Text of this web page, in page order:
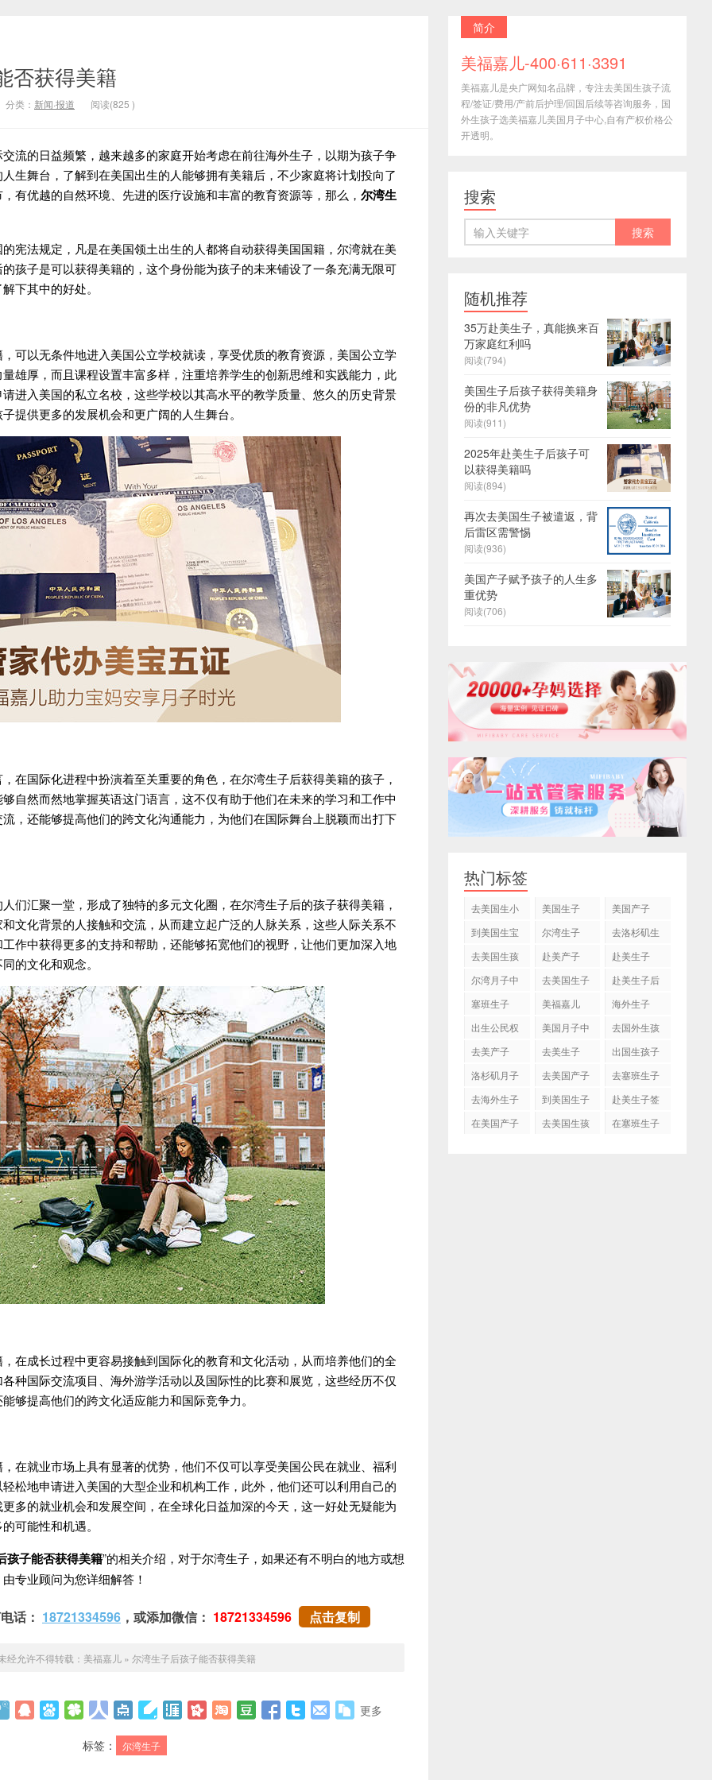
否获得美籍
分类： 新闻·报道 阅读(825 )
的日益频繁，越来越多的家庭开始考虑在前往海外生子，以期为孩子争
生舞台，了解到在美国出生的人能够拥有美籍后，不少家庭将计划投向了
有优越的自然环境、先进的医疗设施和丰富的教育资源等，那么， 尔湾生
法规定，凡是在美国领土出生的人都将自动获得美国国籍，尔湾就在美
孩子是可以获得美籍的，这个身份能为孩子的未来铺设了一条充满无限可
下其中的好处。
以无条件地进入美国公立学校就读，享受优质的教育资源，美国公立学
雄厚，而且课程设置丰富多样，注重培养学生的创新思维和实践能力，此
进入美国的私立名校，这些学校以其高水平的教学质量、悠久的历史背景
提供更多的发展机会和更广阔的人生舞台。
国际化进程中扮演着至关重要的角色，在尔湾生子后获得美籍的孩子，
自然而然地掌握英语这门语言，这不仅有助于他们在未来的学习和工作中
，还能够提高他们的跨文化沟通能力，为他们在国际舞台上脱颖而出打下
汇聚一堂，形成了独特的多元文化圈，在尔湾生子后的孩子获得美籍，
文化背景的人接触和交流，从而建立起广泛的人脉关系，这些人际关系不
作中获得更多的支持和帮助，还能够拓宽他们的视野，让他们更加深入地
的文化和观念。
成长过程中更容易接触到国际化的教育和文化活动，从而培养他们的全
种国际交流项目、海外游学活动以及国际性的比赛和展览，这些经历不仅
够提高他们的跨文化适应能力和国际竞争力。
就业市场上具有显著的优势，他们不仅可以享受美国公民在就业、福利
松地申请进入美国的大型企业和机构工作，此外，他们还可以利用自己的
多的就业机会和发展空间，在全球化日益加深的今天，这一好处无疑能为
可能性和机遇。
孩子能否获得美籍”的相关介绍，对于尔湾生子，如果还有不明白的地方或想
专业顾问为您详细解答！
话： 18721334596 ，或添加微信： 18721334596 点击复制
经允许不得转载： 美福嘉儿» 尔湾生子后孩子能否获得美籍
更多
标签： 尔湾生子
简介
美福嘉儿-400·611·3391
美福嘉儿是央广网知名品牌，专注去美国生孩子流
程/签证/费用/产前后护理/回国后续等咨询服务，国
外生孩子选美福嘉儿美国月子中心,自有产权价格公
开透明。
搜索
随机推荐
35万赴美生子，真能换来百
万家庭红利吗
阅读(794)
美国生子后孩子获得美籍身
份的非凡优势
阅读(911)
2025年赴美生子后孩子可
以获得美籍吗
阅读(894)
再次去美国生子被遣返，背
后雷区需警惕
阅读(936)
美国产子赋予孩子的人生多
重优势
阅读(706)
热门标签
去美国生小
美国生子
美国产子
到美国生宝
尔湾生子
去洛杉矶生
去美国生孩
赴美产子
赴美生子
尔湾月子中
去美国生子
赴美生子后
塞班生子
美福嘉儿
海外生子
出生公民权
美国月子中
去国外生孩
去美产子 去美生子
出国生孩子
洛杉矶月子
去美国产子
去塞班生子
去海外生子
到美国生子
赴美生子签
在美国产子
去美国生孩
在塞班生子